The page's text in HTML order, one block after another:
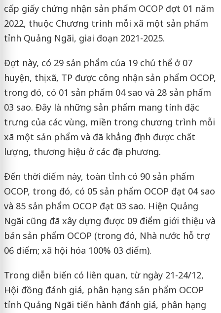
cấp giấy chứng nhận sản phẩm OCOP đợt 01 năm
2022, thuộc Chương trình mỗi xã một sản phẩm
tỉnh Quảng Ngãi, giai đoạn 2021-2025.
Đợt này, có 29 sản phẩm của 19 chủ thể ở 07
huyện, thị xã, TP được công nhận sản phẩm OCOP,
trong đó, có 01 sản phẩm 04 sao và 28 sản phẩm
03 sao. Đây là những sản phẩm mang tính đặc
trưng của các vùng, miền trong chương trình mỗi
xã một sản phẩm và đã khẳng định được chất
lượng, thương hiệu ở các địa phương.
Đến thời điểm này, toàn tỉnh có 90 sản phẩm
OCOP, trong đó, có 05 sản phẩm OCOP đạt 04 sao
và 85 sản phẩm OCOP đạt 03 sao. Hiện Quảng
Ngãi cũng đã xây dựng được 09 điểm giới thiệu và
bán sản phẩm OCOP (trong đó, Nhà nước hỗ trợ
06 điểm; xã hội hóa 100% 03 điểm).
Trong diễn biến có liên quan, từ ngày 21-24/12,
Hội đồng đánh giá, phân hạng sản phẩm OCOP
tỉnh Quảng Ngãi tiến hành đánh giá, phân hạng